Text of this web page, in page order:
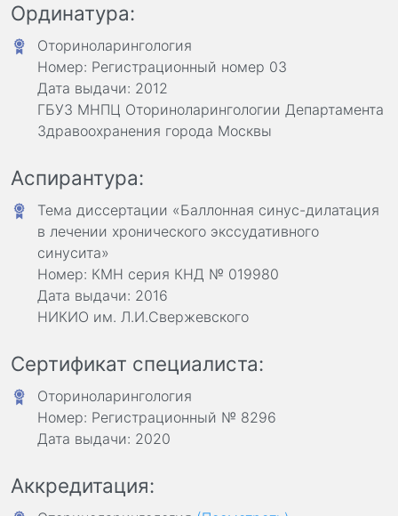
Ординатура:
Оториноларингология
Номер: Регистрационный номер 03
Дата выдачи: 2012
ГБУЗ МНПЦ Оториноларингологии Департамента
Здравоохранения города Москвы
Аспирантура:
Тема диссертации «Баллонная синус-дилатация
в лечении хронического экссудативного
синусита»
Номер: КМН серия КНД № 019980
Дата выдачи: 2016
НИКИО им. Л.И.Свержевского
Сертификат специалиста:
Оториноларингология
Номер: Регистрационный № 8296
Дата выдачи: 2020
Аккредитация: